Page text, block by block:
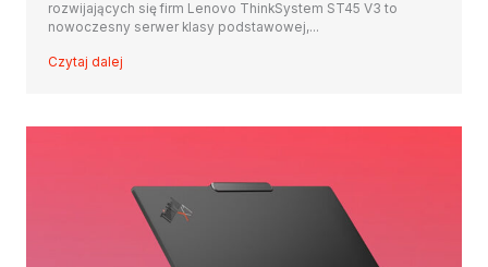
rozwijających się firm Lenovo ThinkSystem ST45 V3 to
nowoczesny serwer klasy podstawowej,...
Czytaj dalej